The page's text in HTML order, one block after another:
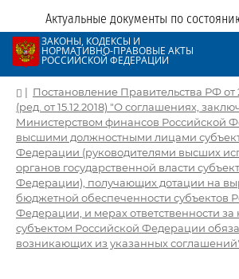
Актуальные документы по
ЗАКОНЫ, КОДЕКСЫ И
НОРМАТИВНО-ПРАВОВЫЕ АКТЫ
РОССИЙСКОЙ ФЕДЕРАЦИИ
| Постановление Правительства РФ от
(ред. от 15.12.2018) "О соглашениях,
Министерством финансов Российской
высшими должностными лицами
Федерации (руководителями высших
органов государственной власти
Федерации), получающих дотации на
бюджетной обеспеченности субъектов
Федерации, и мерах ответственности
субъектом Российской Федерации
возникающих из указанных